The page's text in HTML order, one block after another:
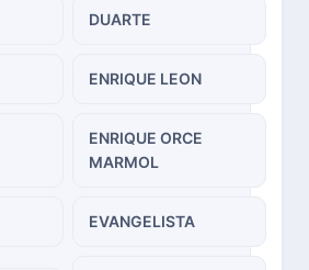
DUARTE
ENRIQUE LEON
ENRIQUE ORCE
MARMOL
EVANGELISTA